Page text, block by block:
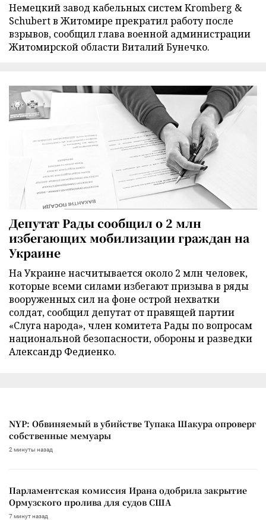
Немецкий завод кабельных систем Kromberg &
Schubert в Житомире прекратил работу после
взрывов, сообщил глава военной администрации
Житомирской области Виталий Бунечко.
Депутат Рады сообщил о 2 млн
избегающих мобилизации граждан на
Украине
На Украине насчитывается около 2 млн человек,
которые всеми силами избегают призыва в ряды
вооруженных сил на фоне острой нехватки
солдат, сообщил депутат от правящей партии
«Слуга народа», член комитета Рады по вопросам
национальной безопасности, обороны и разведки
Александр Федиенко.
NYP: Обвиняемый в убийстве Тупака Шакура опроверг
собственные мемуары
2 минуты назад
Парламентская комиссия Ирана одобрила закрытие
Ормузского пролива для судов США
7 минут назад